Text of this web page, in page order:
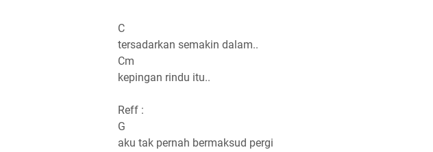
C
tersadarkan semakin dalam..
Cm
kepingan rindu itu..
Reff :
G
aku tak pernah bermaksud pergi